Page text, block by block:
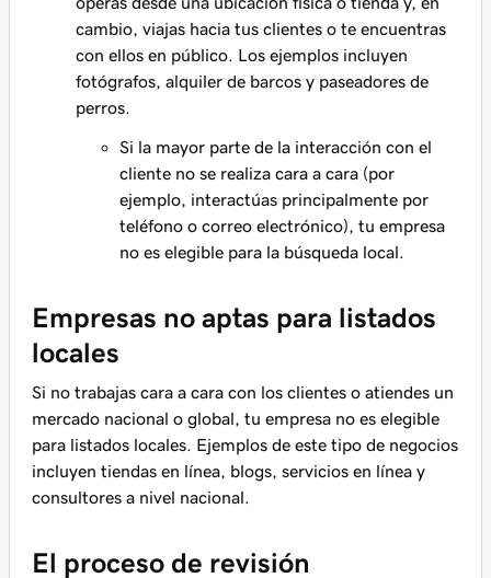
cambio, viajas hacia tus clientes o te encuentras
con ellos en público. Los ejemplos incluyen
fotógrafos, alquiler de barcos y paseadores de
perros.
Si la mayor parte de la interacción con el
cliente no se realiza cara a cara (por
ejemplo, interactúas principalmente por
teléfono o correo electrónico), tu empresa
no es elegible para la búsqueda local.
Empresas no aptas para listados
locales
Si no trabajas cara a cara con los clientes o atiendes un
mercado nacional o global, tu empresa no es elegible
para listados locales. Ejemplos de este tipo de negocios
incluyen tiendas en línea, blogs, servicios en línea y
consultores a nivel nacional.
El proceso de revisión